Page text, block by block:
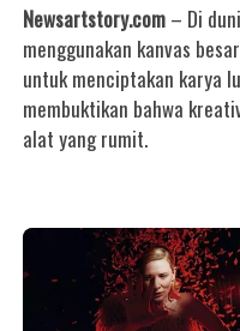
Newsartstory.com – Di
menggunakan kanvas
untuk menciptakan karya
membuktikan bahwa
alat yang rumit.